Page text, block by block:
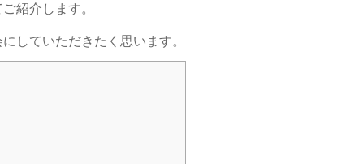
紹介します。
していただきたく思います。